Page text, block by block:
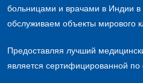
больницами и врачами в Индии
обслуживаем объекты мирового
Предоставляя лучший
является сертифицированной по